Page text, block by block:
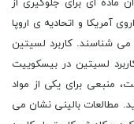
ماده ای برای جلوگیری از
آمریکا و اتحادیه ی اروپا
می شناسند. کاربرد لسیتین
لسیتین در بیسکوییت
منبعی برای یکی از مواد
مطالعات بالینی نشان می